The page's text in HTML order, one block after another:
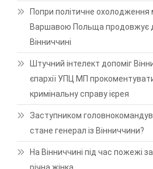
Попри політичне охолодження
Варшавою Польща продовжує
Вінниччині
Штучний інтелект допоміг
єпархії УПЦ МП
кримінальну справу ієрея
Заступником
стане генерал із Вінниччини?
На Вінниччині під час пожежі